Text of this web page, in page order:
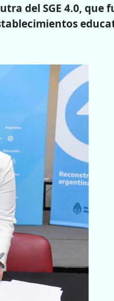
del SGE 4.0, que